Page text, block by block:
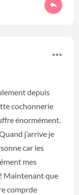
depuis
cochonnerie
énormément.
j’arrive je
car les
mes
Maintenant que
comprde